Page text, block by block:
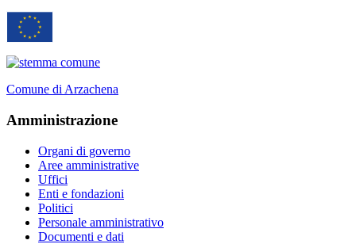
Comune di Arzachena
Amministrazione
Organi di governo
Aree amministrative
Uffici
Enti e fondazioni
Politici
Personale amministrativo
Documenti e dati